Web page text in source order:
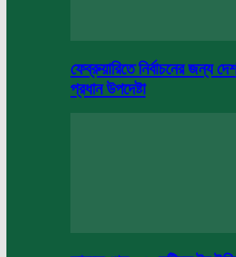
ফেব্রুয়ারিতে নির্বাচনের জন্য
প্রধান উপদেষ্টা